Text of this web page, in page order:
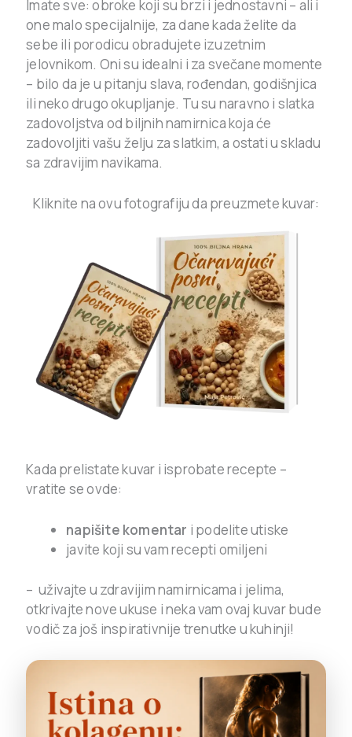
Imate sve: obroke koji su brzi i jednostavni – ali i
one malo specijalnije, za dane kada želite da
sebe ili porodicu obradujete izuzetnim
jelovnikom. Oni su idealni i za svečane momente
– bilo da je u pitanju slava, rođendan, godišnjica
ili neko drugo okupljanje. Tu su naravno i slatka
zadovoljstva od biljnih namirnica koja će
zadovoljiti vašu želju za slatkim, a ostati u skladu
sa zdravijim navikama.
Kliknite na ovu fotografiju da preuzmete kuvar:
Kada prelistate kuvar i isprobate recepte –
vratite se ovde:
napišite komentar i podelite utiske
javite koji su vam recepti omiljeni
– uživajte u zdravijim namirnicama i jelima,
otkrivajte nove ukuse i neka vam ovaj kuvar bude
vodič za još inspirativnije trenutke u kuhinji!